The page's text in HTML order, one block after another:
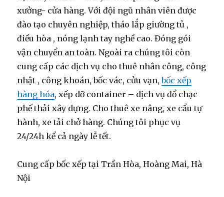
xưởng- cửa hàng. Với đội ngũ nhân viên được
đào tạo chuyên nghiệp, tháo lắp giường tủ ,
điều hòa , nóng lạnh tay nghề cao. Đóng gói
vận chuyển an toàn. Ngoài ra chúng tôi còn
cung cấp các dịch vụ cho thuê nhân công, công
nhật , công khoán, bốc vác, cửu vạn,bốc xếp
hàng hóa, xếp dỡ container – dịch vụ đổ chạc
phế thải xây dựng. Cho thuê xe nâng, xe cẩu tự
hành, xe tải chở hàng. Chúng tôi phục vụ
24/24h kể cả ngày lễ tết.
Cung cấp bốc xếp tại Trần Hòa, Hoàng Mai, Hà
Nội